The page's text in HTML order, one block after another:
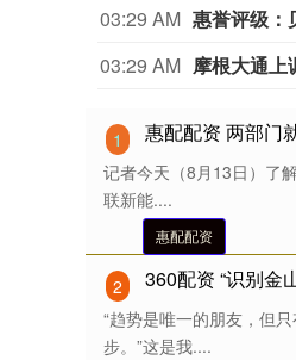
03:29 AM 惠誉评级：
03:29 AM 摩根大通上
1 惠配配资 两部门
记者今天（8月13日）了
联新能....
惠配配资
2 360配资 “识别金
“趋势是唯一的朋友，但
步。”这是我....